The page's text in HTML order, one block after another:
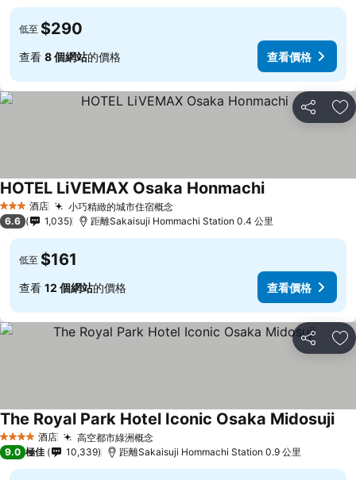
低至 $290
查看 8 個網站的價格 查看價格
分享 放
3 星級 酒店 小巧精緻的城市住宿概念查看價格
HOTEL LiVEMAX Osaka Honmachi查看價格
6.6 1,035 距離Sakaisuji Hommachi Station 0.4 公里
低至 $161
查看 12 個網站的價格 查看價格
分享 放
4 星級 酒店 高空都市綠洲概念查看價格
The Royal Park Hotel Iconic Osaka Midosuji查
9.0 極佳 10,339 距離Sakaisuji Hommachi Station 0.9 公里